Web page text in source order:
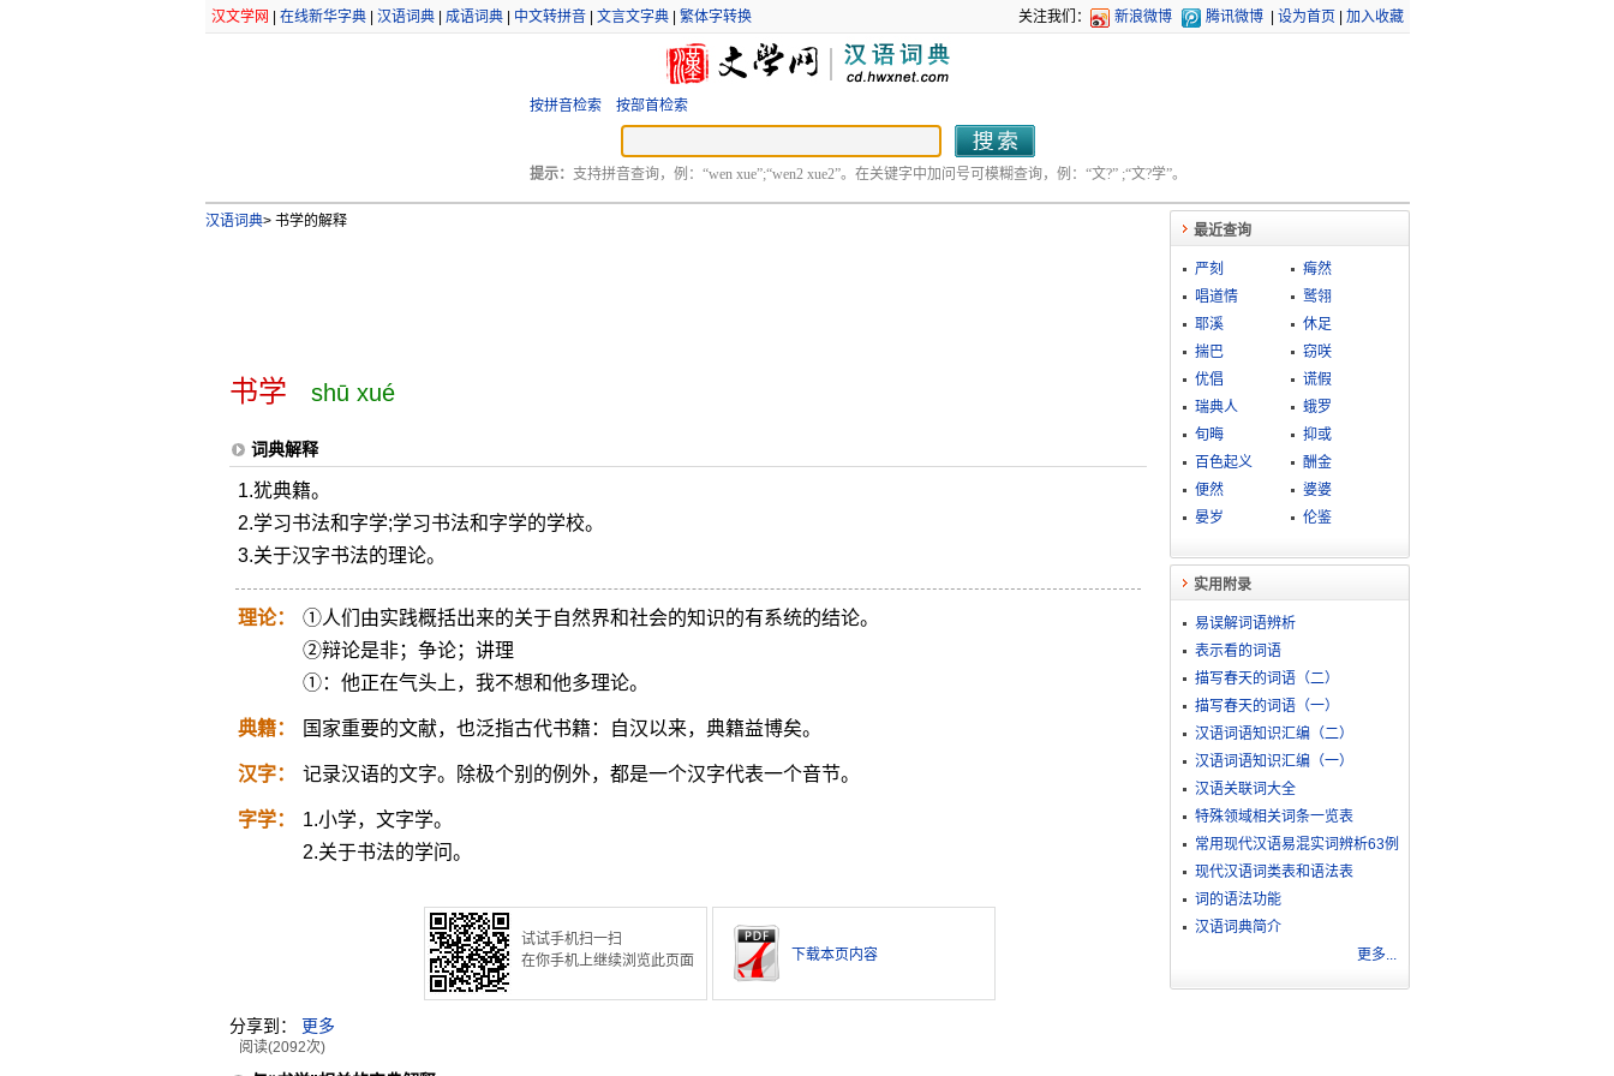
汉文学网 在线新华字典| 汉语词典| 成语词典| 中文转拼音| 文言文字典| 繁体字转换 关注我们： 新浪微博 腾讯微博 设为首页 加入收藏
按拼音检索 按部首检索
提示： 支持拼音查询，例：“wen xue”;“wen2 xue2”。在关键字中加问号可模糊查询，例：“文?” ;“文?学”。
汉语词典>书学的解释
书学 shū xué
词典解释
1.犹典籍。
2.学习书法和字学;学习书法和字学的学校。
3.关于汉字书法的理论。
理论：
①人们由实践概括出来的关于自然界和社会的知识的有系统的结论。
②辩论是非；争论；讲理
①：他正在气头上，我不想和他多理论。
典籍： 国家重要的文献，也泛指古代书籍：自汉以来，典籍益博矣。
汉字： 记录汉语的文字。除极个别的例外，都是一个汉字代表一个音节。
字学：
1.小学，文字学。
2.关于书法的学问。
试试手机扫一扫
在你手机上继续浏览此页面
下载本页内容
分享到： 更多
阅读(2092次)
最近查询
严刻
痗然
唱道情
鹫翎
耶溪
休足
揣巴
窃咲
优倡
谎假
瑞典人
蛾罗
旬晦
抑或
百色起义
酬金
便然
婆婆
晏岁
伦鉴
实用附录
易误解词语辨析
表示看的词语
描写春天的词语（二）
描写春天的词语（一）
汉语词语知识汇编（二）
汉语词语知识汇编（一）
汉语关联词大全
特殊领域相关词条一览表
常用现代汉语易混实词辨析63例
现代汉语词类表和语法表
词的语法功能
汉语词典简介
更多...